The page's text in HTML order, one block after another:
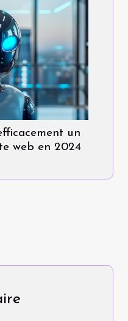
un
web en 2024